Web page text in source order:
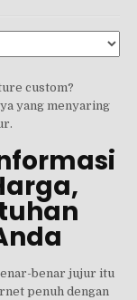
custom?
yang menyaring
benar jujur itu
penuh dengan